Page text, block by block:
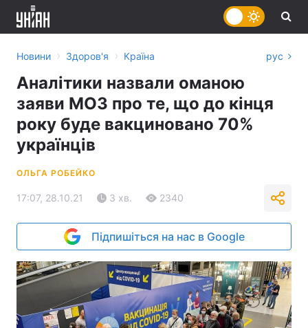
Новини › Здоров'я › Країна рус
Аналітики назвали оманою
заяви МОЗ про те, що до кінця
року буде вакциновано 70%
українців
ОЛЬГА РОБЕЙКО
17:07, 28.10.21 3 хв. 2340
Підпишіться на нас в Google